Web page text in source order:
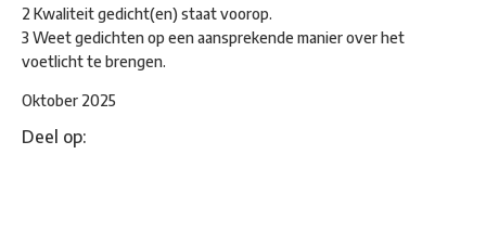
2 Kwaliteit gedicht(en) staat voorop.
3 Weet gedichten op een aansprekende manier over het
voetlicht te brengen.
Oktober 2025
Deel op: